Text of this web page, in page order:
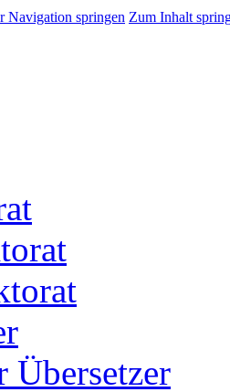
Navigation springen Zum Inhalt
Übersetzer